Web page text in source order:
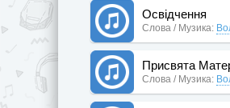
Освідчення
Слова / Музика:
Присвята
Слова / Музика: